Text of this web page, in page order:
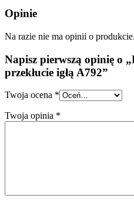
Opinie
Na razie nie ma opinii o produkcie.
Napisz pierwszą opinię o
przekłucie igłą A792”
Twoja ocena *
Twoja opinia *